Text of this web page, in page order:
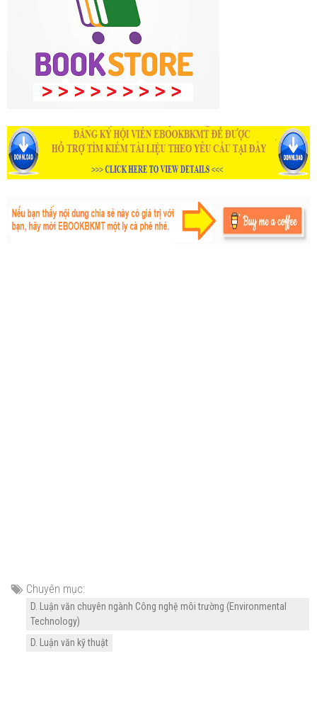
Chuyên mục:
D. Luận văn chuyên ngành Công nghệ môi trường (Environmental
Technology)
D. Luận văn kỹ thuật